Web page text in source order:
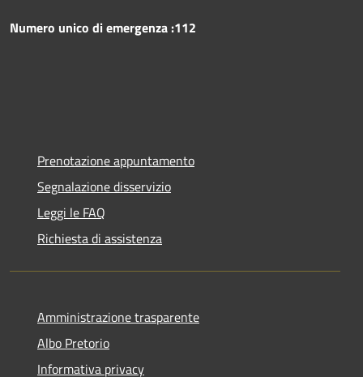
Numero unico di emergenza :112
Prenotazione appuntamento
Segnalazione disservizio
Leggi le FAQ
Richiesta di assistenza
Amministrazione trasparente
Albo Pretorio
Informativa privacy